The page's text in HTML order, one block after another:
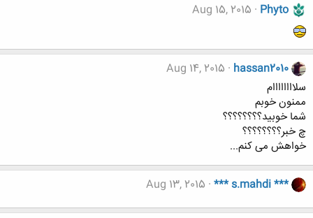
Phyto
Aug 15, 2015
hassan2010
Aug 14, 2015
سلاااااااام
ممنون خوبم
شما خوبید؟؟؟؟؟؟؟؟
چ خبر؟؟؟؟؟؟؟؟
خواهش می کنم...
*** s.mahdi ***
Aug 13, 2015